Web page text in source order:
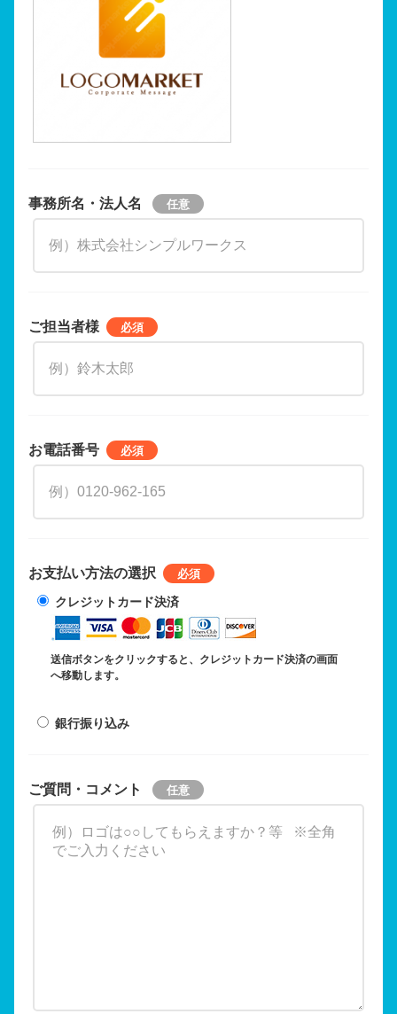
事務所名・法人名
ご担当者様
お電話番号
お支払い方法の選択
クレジットカード決済
送信ボタンをクリックすると、クレジットカード決済の画面
へ移動します。
銀行振り込み
ご質問・コメント